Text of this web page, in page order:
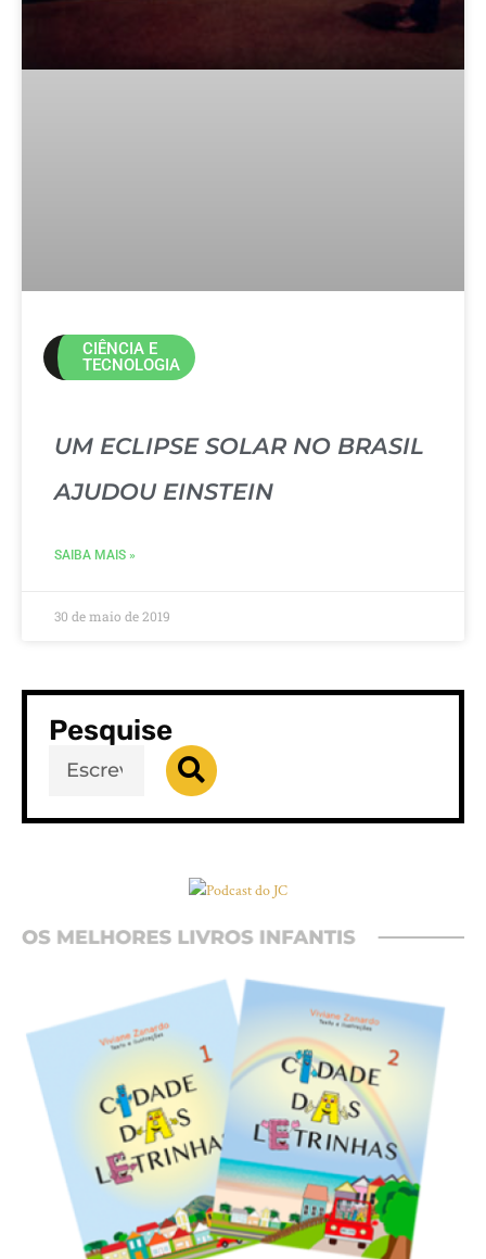
CIÊNCIA E
TECNOLOGIA
UM ECLIPSE SOLAR NO BRASIL
AJUDOU EINSTEIN
SAIBA MAIS »
30 de maio de 2019
Pesquise